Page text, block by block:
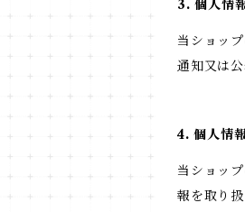
3. 個人情
当ショッ
通知又は公
4. 個人情
当ショッ
報を取り